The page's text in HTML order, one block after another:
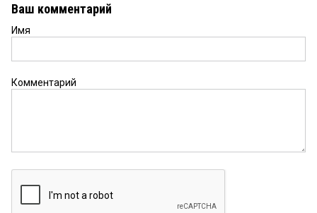
Ваш комментарий
Имя
Комментарий